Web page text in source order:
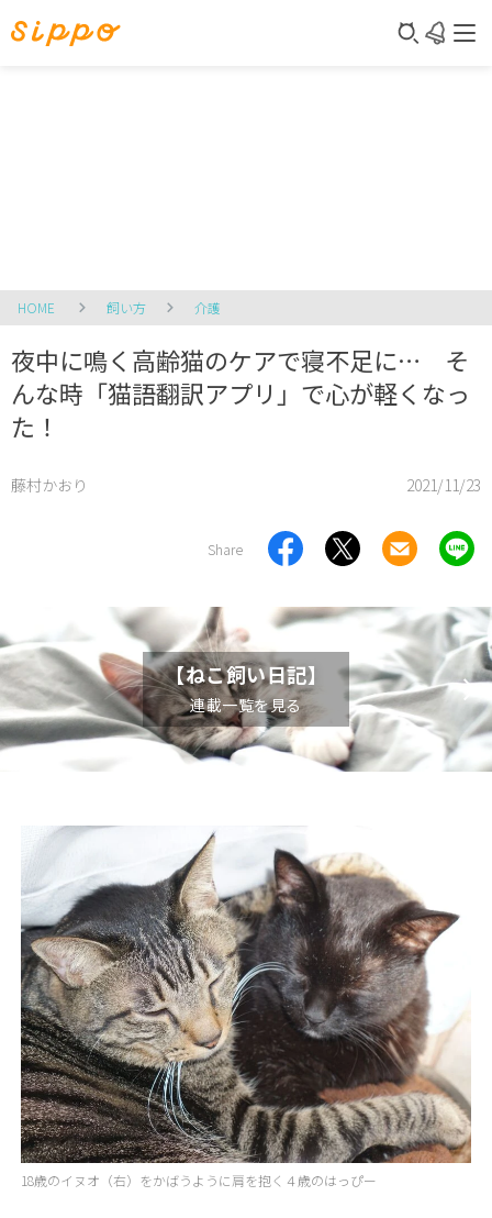
HOME 飼い方 介護
夜中に鳴く高齢猫のケアで寝不足に… そ
んな時「猫語翻訳アプリ」で心が軽くなっ
た！
藤村かおり 2021/11/23
Share
【ねこ飼い日記】
連載一覧を見る
18歳のイヌオ（右）をかばうように肩を抱く４歳のはっぴー